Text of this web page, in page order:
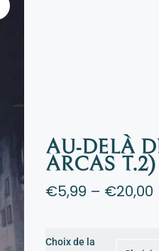
AU-DELÀ
ARCAS T.2)
€5,99 – €20,00
Choix de la